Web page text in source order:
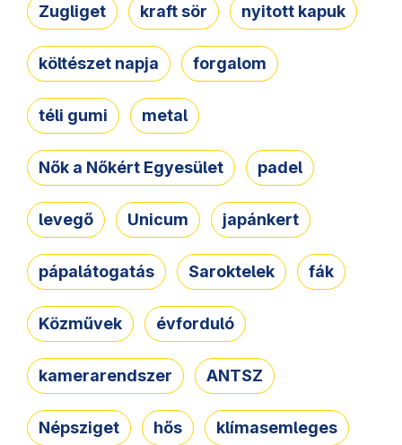
Zugliget kraft sör nyitott kapuk
költészet napja forgalom
téli gumi metal
Nők a Nőkért Egyesület padel
levegő Unicum japánkert
pápalátogatás Saroktelek fák
Közművek évforduló
kamerarendszer ANTSZ
Népsziget hős klímasemleges